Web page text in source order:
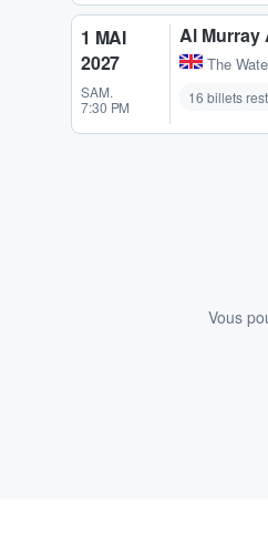
1 MAI
2027
SAM.
7:30 PM
Al Murray
The
16 billets
Vous